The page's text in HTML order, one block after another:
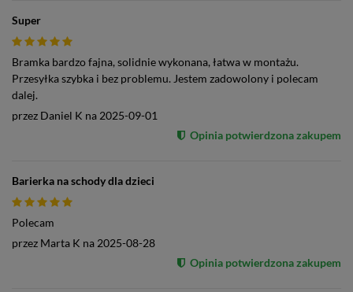
Super
Bramka bardzo fajna, solidnie wykonana, łatwa w montażu.
Przesyłka szybka i bez problemu. Jestem zadowolony i polecam
dalej.
przez Daniel K na 2025-09-01
Opinia potwierdzona zakupem
Barierka na schody dla dzieci
Polecam
przez Marta K na 2025-08-28
Opinia potwierdzona zakupem